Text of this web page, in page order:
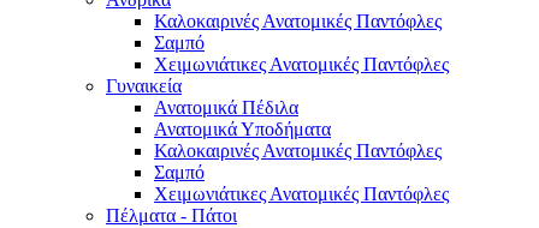
Καλοκαιρινές Ανατομικές Παντόφλες
Σαμπό
Χειμωνιάτικες Ανατομικές Παντόφλες
Γυναικεία
Ανατομικά Πέδιλα
Ανατομικά Υποδήματα
Καλοκαιρινές Ανατομικές Παντόφλες
Σαμπό
Χειμωνιάτικες Ανατομικές Παντόφλες
Πέλματα - Πάτοι